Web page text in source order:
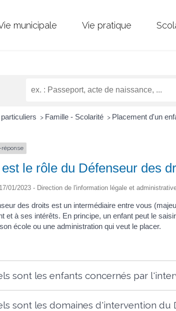
municipale Vie pratique
> Famille - Scolarité > Placement d'un
le rôle du Défenseur des
01/2023 - Direction de l'information légale et
des droits est un intermédiaire entre vous
et à ses intérêts. En principe, un enfant peut le
école ou une administration qui veut le placer.
sont les enfants concernés par
sont les domaines d'intervention du